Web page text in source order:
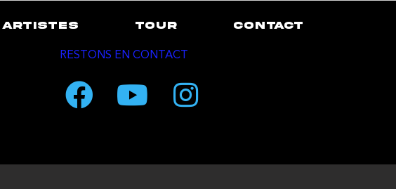
ARTISTES TOUR CONTACT
RESTONS EN CONTACT